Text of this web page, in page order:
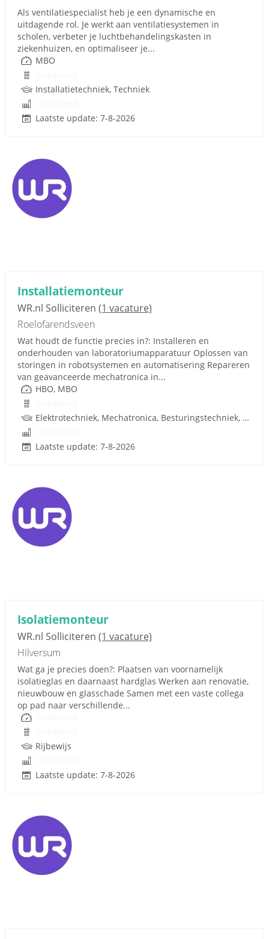
Als ventilatiespecialist heb je een dynamische en
uitdagende rol. Je werkt aan ventilatiesystemen in
scholen, verbeter je luchtbehandelingskasten in
ziekenhuizen, en optimaliseer je...
MBO
Installatietechniek, Techniek
Laatste update: 7-8-2026
Installatiemonteur
WR.nl Solliciteren (1 vacature)
Roelofarendsveen
Wat houdt de functie precies in?: Installeren en
onderhouden van laboratoriumapparatuur Oplossen van
storingen in robotsystemen en automatisering Repareren
van geavanceerde mechatronica in...
HBO, MBO
Elektrotechniek, Mechatronica, Besturingstechniek, W-Installaties, Rijbewijs
Laatste update: 7-8-2026
Isolatiemonteur
WR.nl Solliciteren (1 vacature)
Hilversum
Wat ga je precies doen?: Plaatsen van voornamelijk
isolatieglas en daarnaast hardglas Werken aan renovatie,
nieuwbouw en glasschade Samen met een vaste collega
op pad naar verschillende...
Rijbewijs
Laatste update: 7-8-2026